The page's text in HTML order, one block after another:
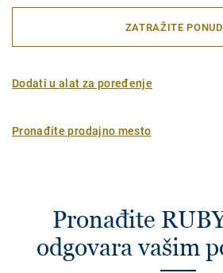
ZATRAŽITE
Dodati u alat za poređenje
Pronađite prodajno mesto
Pronađite
odgovara vašim